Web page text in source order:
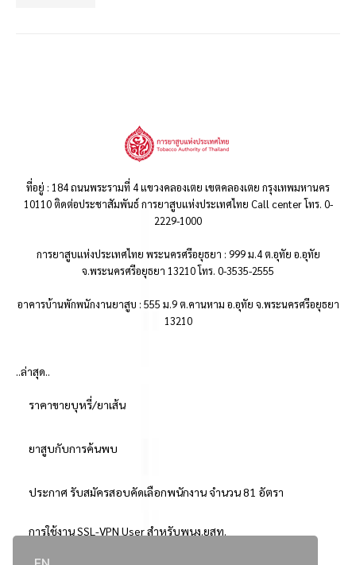
ที่อยู่ : 184 ถนนพระรามที่ 4 แขวงคลองเตย เขตคลองเตย กรุงเทพมหานคร
10110 ติดต่อประชาสัมพันธ์ การยาสูบแห่งประเทศไทย Call center โทร. 0-
2229-1000
การยาสูบแห่งประเทศไทย พระนครศรีอยุธยา : 999 ม.4 ต.อุทัย อ.อุทัย
จ.พระนครศรีอยุธยา 13210 โทร. 0-3535-2555
อาคารบ้านพักพนักงานยาสูบ : 555 ม.9 ต.คานหาม อ.อุทัย จ.พระนครศรีอยุธยา
13210
..ล่าสุด..
ราคาขายบุหรี่/ยาเส้น
ยาสูบกับการค้นพบ
ประกาศ รับสมัครสอบคัดเลือกพนักงาน จำนวน 81 อัตรา
การใช้งาน SSL-VPN User สำหรับพนง.ยสท.